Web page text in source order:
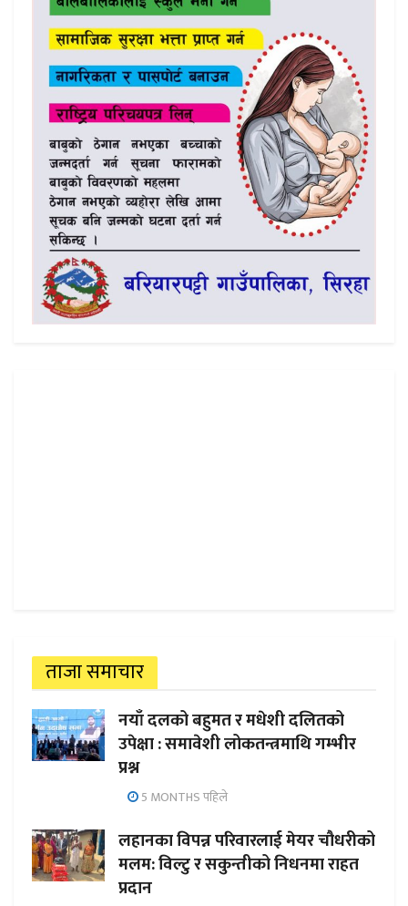
ताजा समाचार
नयाँ दलको बहुमत र मधेशी दलितको
उपेक्षा : समावेशी लोकतन्त्रमाथि गम्भीर
प्रश्न
5 MONTHS पहिले
लहानका विपन्न परिवारलाई मेयर चौधरीको
मलम: विल्टु र सकुन्तीको निधनमा राहत
प्रदान